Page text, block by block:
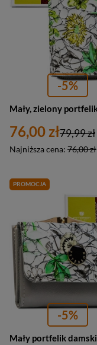
-5%
76,00 zł
Najniższa cena: 76,00 zł
79,99 zł
PROMOCJA
-5%